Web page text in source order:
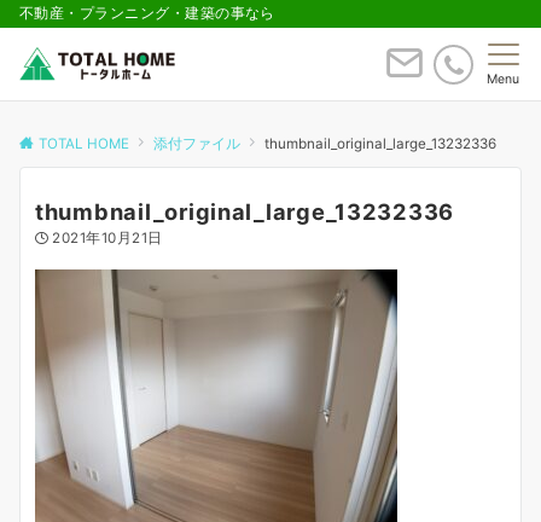
不動産・プランニング・建築の事なら
Menu
TOTAL HOME 添付ファイル thumbnail_original_large_13232336
thumbnail_original_large_13232336
2021年10月21日